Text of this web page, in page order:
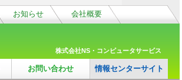
株式会社NS・コンピュータサービス
お知らせ 会社概要
お問い合わせ 情報センターサイト